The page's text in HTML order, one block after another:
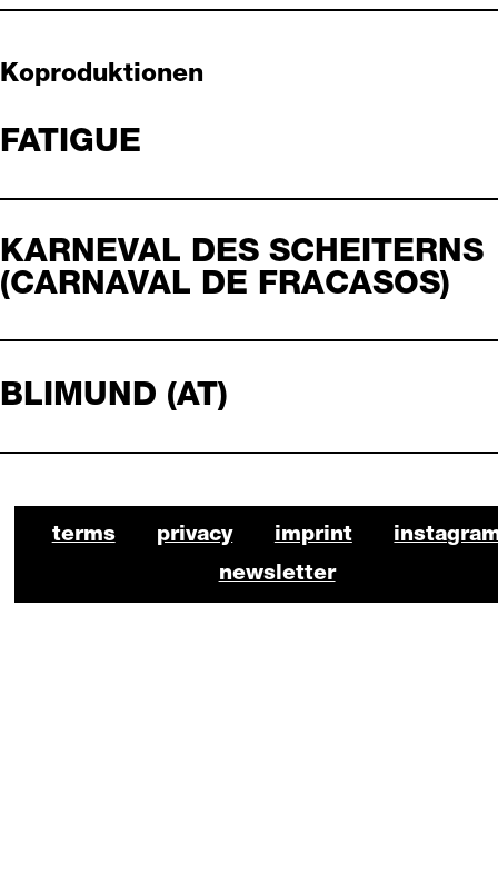
Koproduktionen
FATIGUE
KARNEVAL DES SCHEITERNS
(CARNAVAL DE FRACASOS)
BLIMUND (AT)
terms privacy imprint
newsletter